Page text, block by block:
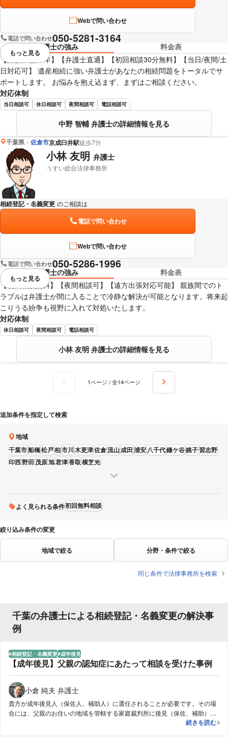
Webで問い合わせ
電話で問い合わせ050-5281-3164
弁護士の強み
料金表
【弁護士歴13年】【弁護士直通】【初回相談30分無料】【当日/夜間/土
日対応可】 遺産相続に強い弁護士があなたの相続問題をトータルでサ
ポートします。 お悩みを抱え込まず、まずはご相談ください。
対応体制
当日相談可 休日相談可 夜間相談可 電話相談可
中野 智輔 弁護士の詳細情報を見る
視覚的に省略されている要素を
もっと見る
千葉県 佐倉市京成臼井駅徒歩7分
小林 友明 弁護士
うすい総合法律事務所
相続登記・名義変更 のご相談は
電話で問い合わせ
Webで問い合わせ
電話で問い合わせ050-5286-1996
弁護士の強み
料金表
【初回相談無料】【夜間相談可】【遠方出張対応可能】 親族間でのト
ラブルは弁護士が間に入ることで冷静な解決が可能となります。将来起
こりうる紛争も視野に入れて対処いたします。
対応体制
休日相談可 夜間相談可 電話相談可
小林 友明 弁護士の詳細情報を見る
視覚的に省略されている要素を
もっと見る
1ページ / 全14ページ
追加条件を指定して検索
地域
千葉市船橋松戸柏市川木更津佐倉流山成田浦安八千代鎌ケ谷銚子習志野
印西野田茂原旭君津香取横芝光
よく見られる条件初回無料相談
絞り込み条件の変更
地域で絞る 分野・条件で絞る
同じ条件で法律事務所を検索
千葉の弁護士による相続登記・名義変更の解決事
例
相続登記・名義変更 成年後見
【成年後見】父親の認知症にあたって相談を受けた事例
小倉 純夫 弁護士
貴方が成年後見人（保佐人、補助人）に選任されることが必要です。その場
合には、父親のお住いの地域を管轄する家庭裁判所に後見（保佐、補助）開
始の申立てをすることが必要です。申立てには次の書類が必要になります。
【成年後見】
続きを読む